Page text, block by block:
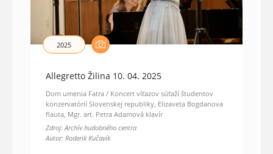
2025
Allegretto Žilina 10. 04. 2025
Dom umenia Fatra / Koncert víťazov súťaží študentov
konzervatórií Slovenskej republiky, Elizaveta Bogdanova
flauta, Mgr. art. Petra Adamová klavír
Zdroj: Archív hudobného centra
Autor: Roderik Kučavík